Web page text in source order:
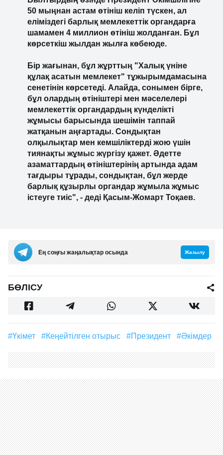
50 мыңнан астам өтініш келіп түскен, ал
еліміздегі барлық мемлекеттік органдарға
шамамен 4 миллион өтініш жолданған. Бұл
көрсеткіш жылдан жылға көбеюде.
Бір жағынан, бұл жұрттың "Халық үніне
құлақ асатын мемлекет" тұжырымдамасына
сенетінін көрсетеді. Алайда, сонымен бірге,
бұл олардың өтініштері мен мәселелері
мемлекеттік органдардың күнделікті
жұмысы барысында шешімін таппай
жатқанын аңғартады. Сондықтан
олқылықтар мен кемшіліктерді жою үшін
тиянақты жұмыс жүргізу қажет. Әдетте
азаматтардың өтініштерінің артында адам
тағдыры тұрады, сондықтан, бұл жерде
барлық құзырлы органдар жұмыла жұмыс
істеуге тиіс", - деді Қасым-Жомарт Тоқаев.
Ең соңғы жаңалықтар осында Жазылу
БӨЛІСУ
#үкімет #кеңейтілген отырыс #Президент #Әкімдер